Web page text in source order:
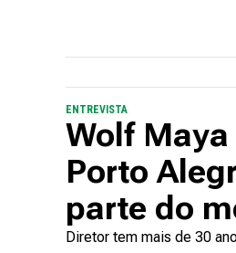
ENTREVISTA
Wolf
Porto
parte do
Diretor tem mais de 30